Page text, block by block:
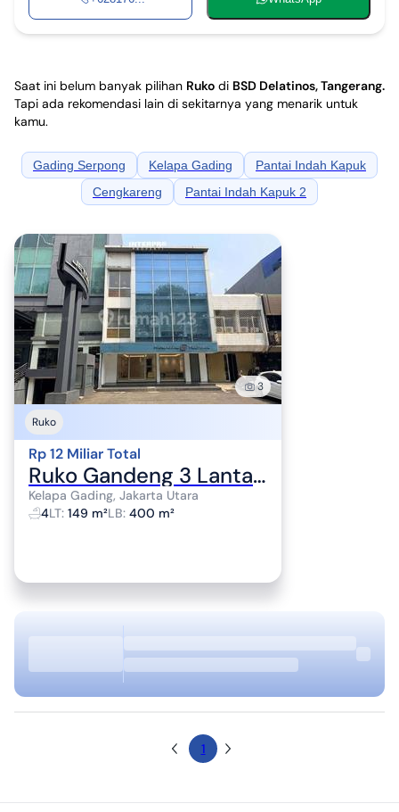
Saat ini belum banyak pilihan Ruko di BSD Delatinos, Tangerang.
Tapi ada rekomendasi lain di sekitarnya yang menarik untuk
kamu.
Gading Serpong Kelapa Gading
Pantai Indah Kapuk
Cengkareng
Pantai Indah Kapuk 2
3
Ruko
Rp 12 Miliar Total
Ruko Gandeng 3 Lantai Dijual Kelapa Gading Raya Hadap Timur 149M2
Kelapa Gading, Jakarta Utara
4LT: 149 m²LB: 400 m²
1